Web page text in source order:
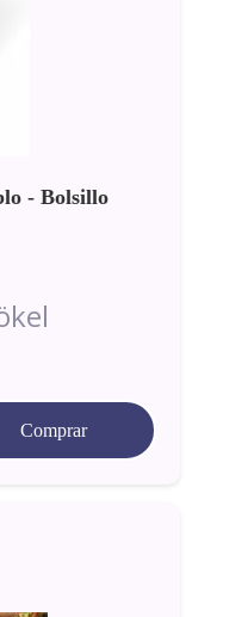
- Bolsillo
Comprar